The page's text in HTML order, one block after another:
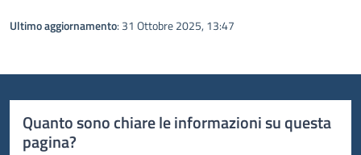
Ultimo aggiornamento: 31 Ottobre 2025, 13:47
Quanto sono chiare le informazioni su questa
pagina?